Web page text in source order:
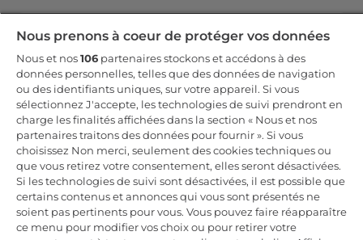
première commande
CANDY HOOVER GROUP S.r.I. - Associé unique - SIÈGE SOCIAL :
Via Comolli, 57 - 20861 Brugherio (MB) - Italie - SIÈGES
ADMINISTRATIFS : Via Privata Eden Fumagalli snc - 20861
Brugherio (MB) et Via Trento n. 20/A-22 - 20871 Vimercate (MB) -
Italie - Tél. : +39.039.2086.1 - Fax : +39.039.2086.237 - Capital social
35 000 000,00 € iv - Cod. Code fiscal et numéro d'inscription au
registre du commerce de Milan-Monza-Brianza-Lodi 04666310158 -
Numéro de TVA 00786860965 - Numéro REA : MB-1033934 -
Autorisation IT AEOF 211870 - Société soumise aux activités de
gestion et de coordination de Candy S.p.A.
Nous prenons à coeur de protéger vos données
Nous et nos106 partenaires stockons et accédons à des
données personnelles, telles que des données de navigation
ou des identifiants uniques, sur votre appareil. Si vous
sélectionnez J'accepte, les technologies de suivi prendront en
charge les finalités affichées dans la section « Nous et nos
partenaires traitons des données pour fournir ». Si vous
choisissez Non merci, seulement des cookies techniques ou
que vous retirez votre consentement, elles seront désactivées.
Si les technologies de suivi sont désactivées, il est possible que
certains contenus et annonces qui vous sont présentés ne
soient pas pertinents pour vous. Vous pouvez faire réapparaître
ce menu pour modifier vos choix ou pour retirer votre